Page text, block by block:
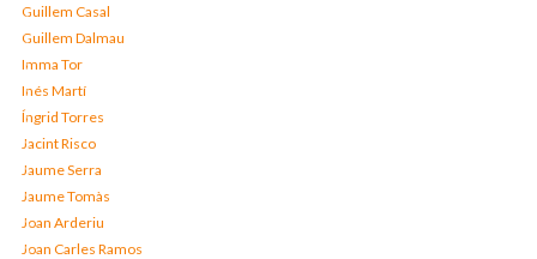
Guillem Casal
Guillem Dalmau
Imma Tor
Inés Martí
Íngrid Torres
Jacint Risco
Jaume Serra
Jaume Tomàs
Joan Arderiu
Joan Carles Ramos